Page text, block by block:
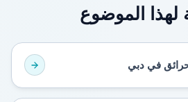
لهذا الموضوع
في دبي